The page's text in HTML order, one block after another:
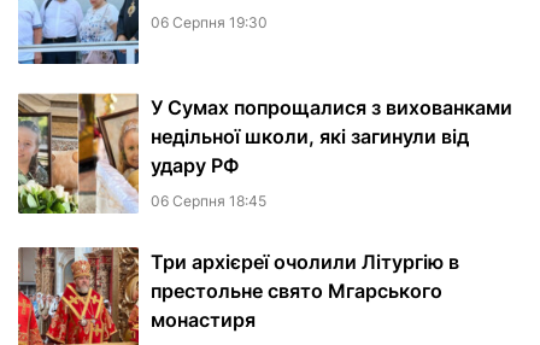
06 Серпня 19:30
У Сумах попрощалися з вихованками
недільної школи, які загинули від
удару РФ
06 Серпня 18:45
Три архієреї очолили Літургію в
престольне свято Мгарського
монастиря